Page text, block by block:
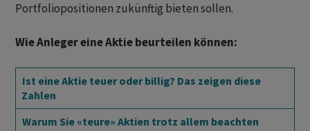
Portfoliopositionen zukünftig bieten sollen.
Wie Anleger eine Aktie beurteilen können:
Ist eine Aktie teuer oder billig? Das zeigen diese
Zahlen
Warum Sie «teure» Aktien trotz allem beachten